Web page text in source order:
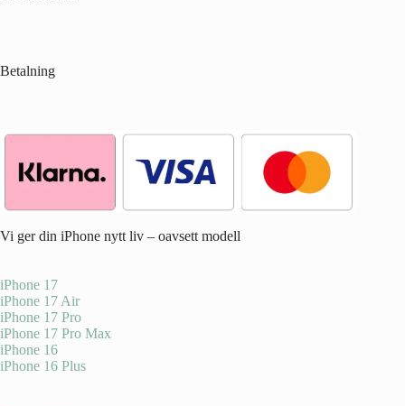
Betalning
Vi ger din iPhone nytt liv – oavsett modell
iPhone 17
iPhone 17 Air
iPhone 17 Pro
iPhone 17 Pro Max
iPhone 16
iPhone 16 Plus